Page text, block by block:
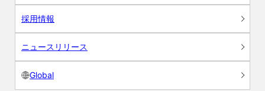
採用情報
ニュースリリース
Global